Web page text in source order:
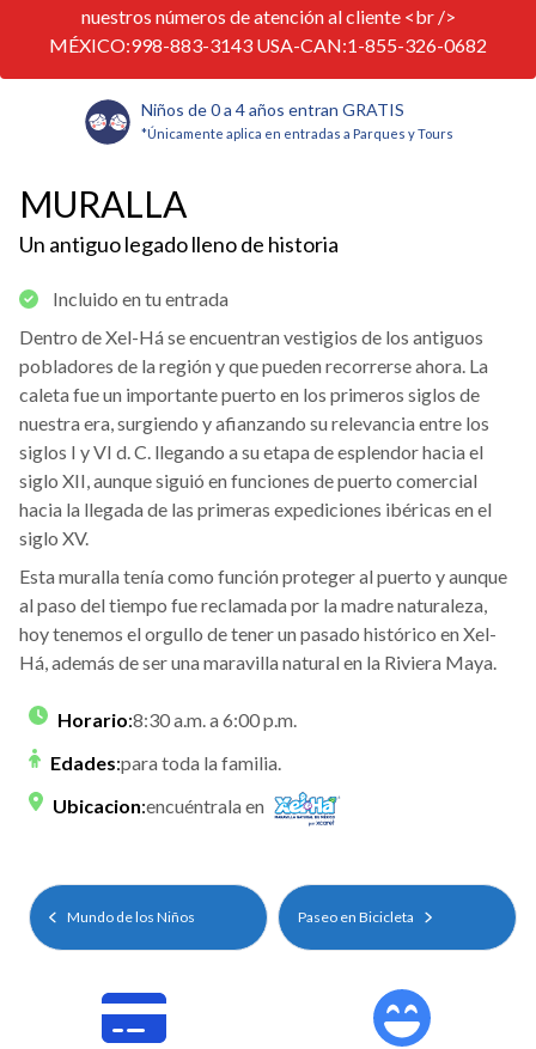
nuestros números de atención al cliente <br />
MÉXICO:998-883-3143 USA-CAN:1-855-326-0682
Niños de 0 a 4 años entran GRATIS
*Únicamente aplica en entradas a Parques y Tours
MURALLA
Un antiguo legado lleno de historia
Incluido en tu entrada
Dentro de Xel-Há se encuentran vestigios de los antiguos
pobladores de la región y que pueden recorrerse ahora. La
caleta fue un importante puerto en los primeros siglos de
nuestra era, surgiendo y afianzando su relevancia entre los
siglos I y VI d. C. llegando a su etapa de esplendor hacia el
siglo XII, aunque siguió en funciones de puerto comercial
hacia la llegada de las primeras expediciones ibéricas en el
siglo XV.
Esta muralla tenía como función proteger al puerto y aunque
al paso del tiempo fue reclamada por la madre naturaleza,
hoy tenemos el orgullo de tener un pasado histórico en Xel-
Há, además de ser una maravilla natural en la Riviera Maya.
Horario:8:30 a.m. a 6:00 p.m.
Edades:para toda la familia.
Ubicacion:encuéntrala en
Mundo de los Niños Paseo en Bicicleta